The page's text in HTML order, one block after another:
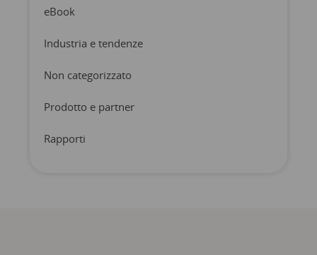
eBook
Industria e tendenze
Non categorizzato
Prodotto e partner
Rapporti